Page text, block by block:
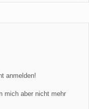
el
de
rie
re
anmelden!
mich aber nicht mehr